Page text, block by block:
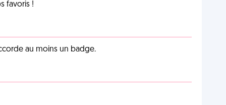
favoris !
au moins un badge.